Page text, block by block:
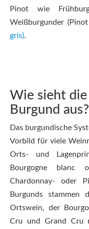
Pinot wie
Weißburgunder
gris).
Wie sieht
Burgund aus?
Das burgundische
Vorbild für viele
Orts- und
Bourgogne blanc
Chardonnay- oder
Burgunds stammen
Ortswein, der
Cru und Grand Cru